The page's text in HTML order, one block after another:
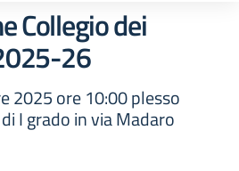
Collegio dei
26
2025 ore 10:00 plesso
I grado in via Madaro